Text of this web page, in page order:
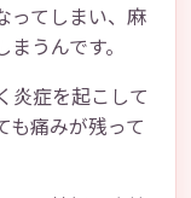
ってしまい、麻
うんです。
炎症を起こして
も痛みが残って